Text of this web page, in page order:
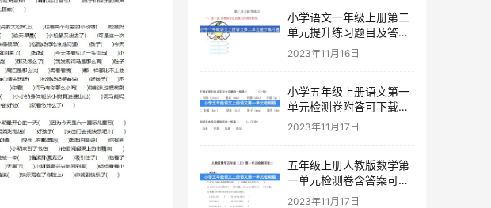
小学语文一年级上册第二
单元提升练习题目及答案
下载
2023年11月16日
小学五年级上册语文第一
单元检测卷附答可下载打
印
2023年11月17日
五年级上册人教版数学第
一单元检测卷含答案可下
载打印
2023年11月17日